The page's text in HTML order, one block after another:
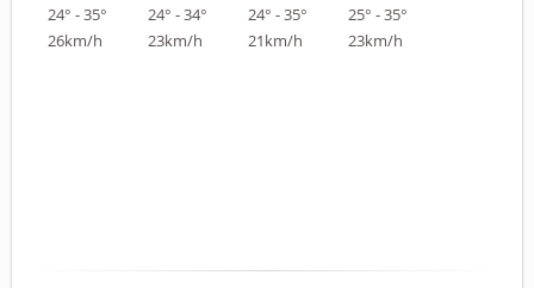
24° - 35°
26km/h
24° - 34°
23km/h
24° - 35°
21km/h
25° - 35°
23km/h